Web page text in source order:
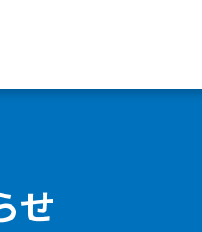
せ